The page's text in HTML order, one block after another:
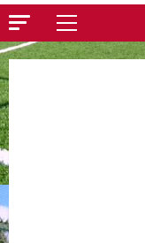
Menu
principale